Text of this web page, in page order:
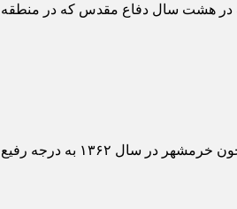
هشت سال دفاع مقدس که در منطقه
رفیع شهادت نائل آمد